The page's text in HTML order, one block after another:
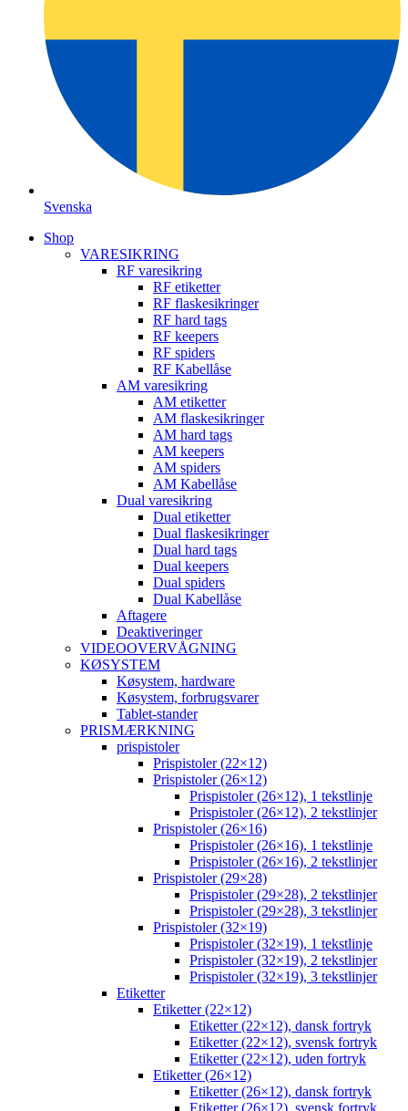
Svenska
Shop
VARESIKRING
RF varesikring
RF etiketter
RF flaskesikringer
RF hard tags
RF keepers
RF spiders
RF Kabellåse
AM varesikring
AM etiketter
AM flaskesikringer
AM hard tags
AM keepers
AM spiders
AM Kabellåse
Dual varesikring
Dual etiketter
Dual flaskesikringer
Dual hard tags
Dual keepers
Dual spiders
Dual Kabellåse
Aftagere
Deaktiveringer
VIDEOOVERVÅGNING
KØSYSTEM
Køsystem, hardware
Køsystem, forbrugsvarer
Tablet-stander
PRISMÆRKNING
prispistoler
Prispistoler (22×12)
Prispistoler (26×12)
Prispistoler (26×12), 1 tekstlinje
Prispistoler (26×12), 2 tekstlinjer
Prispistoler (26×16)
Prispistoler (26×16), 1 tekstlinje
Prispistoler (26×16), 2 tekstlinjer
Prispistoler (29×28)
Prispistoler (29×28), 2 tekstlinjer
Prispistoler (29×28), 3 tekstlinjer
Prispistoler (32×19)
Prispistoler (32×19), 1 tekstlinje
Prispistoler (32×19), 2 tekstlinjer
Prispistoler (32×19), 3 tekstlinjer
Etiketter
Etiketter (22×12)
Etiketter (22×12), dansk fortryk
Etiketter (22×12), svensk fortryk
Etiketter (22×12), uden fortryk
Etiketter (26×12)
Etiketter (26×12), dansk fortryk